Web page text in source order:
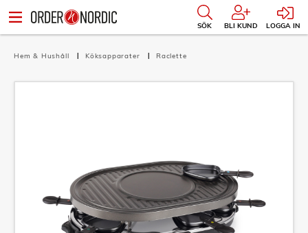
SÖK BLI KUND LOGGA IN
Hem & Hushåll Köksapparater Raclette